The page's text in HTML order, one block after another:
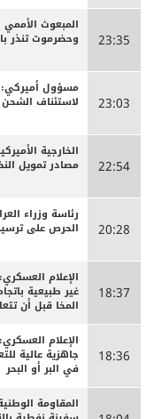
23:35
المبعوث
وحضرموت تنذر
23:03
مسؤول أميركي:
لاستئناف
22:54
الخارجية
مصادر تمويل
20:28
رئاسة وزراء
الحرص على
18:37
الإعلام
غير طبيعية
المخا قبل أن
18:36
الإعلام
جاهزية عالية
في البر أو البحر
المقاومة